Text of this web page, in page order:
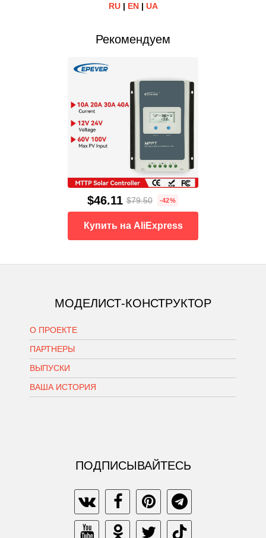
RU| EN| UA
Рекомендуем
$46.11 $79.50 -42%
Купить на AliExpress
МОДЕЛИСТ-КОНСТРУКТОР
О ПРОЕКТЕ
ПАРТНЕРЫ
ВЫПУСКИ
ВАША ИСТОРИЯ
ПОДПИСЫВАЙТЕСЬ